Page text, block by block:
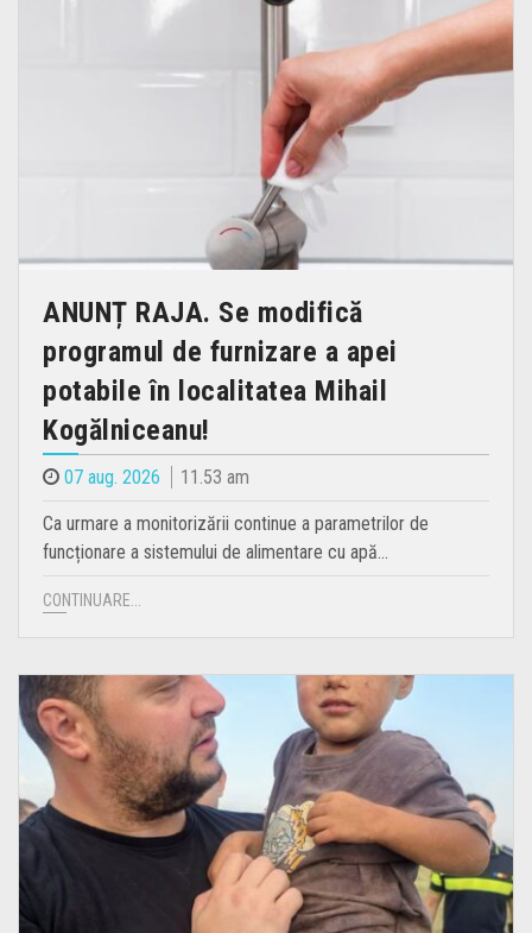
ANUNȚ RAJA. Se modifică
programul de furnizare a apei
potabile în localitatea Mihail
Kogălniceanu!
07 aug. 2026 11.53 am
Ca urmare a monitorizării continue a parametrilor de
funcționare a sistemului de alimentare cu apă…
CONTINUARE...